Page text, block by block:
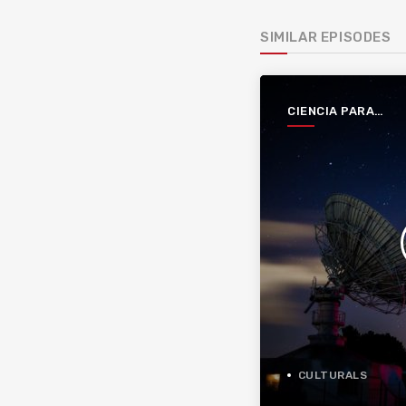
SIMILAR EPISODES
CIENCIA PARA
ESCUCHAR
CULTURALS